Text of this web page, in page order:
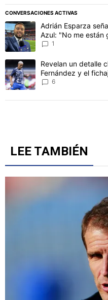
CONVERSACIONES ACTIVAS
Este listado muestra los
Un artículo de tendencia con
Adrián Esparza
Azul: "No me están
1
Un artículo de tendencia con
Revelan un detalle
Fernández y el
6
LEE TAMBIÉN